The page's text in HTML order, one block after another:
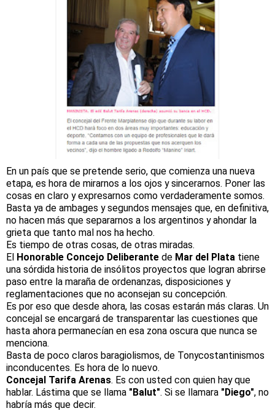
En un país que se pretende serio, que comienza una nueva
etapa, es hora de mirarnos a los ojos y sincerarnos. Poner las
cosas en claro y expresarnos como verdaderamente somos.
Basta ya de ambages y segundos mensajes que, en definitiva,
no hacen más que separarnos a los argentinos y ahondar la
grieta que tanto mal nos ha hecho.
Es tiempo de otras cosas, de otras miradas.
El Honorable Concejo Deliberante de Mar del Plata tiene
una sórdida historia de insólitos proyectos que logran abrirse
paso entre la maraña de ordenanzas, disposiciones y
reglamentaciones que no aconsejan su concepción.
Es por eso que desde ahora, las cosas estarán más claras. Un
concejal se encargará de transparentar las cuestiones que
hasta ahora permanecían en esa zona oscura que nunca se
menciona.
Basta de poco claros baragiolismos, de Tonycostantinismos
inconducentes. Es hora de lo nuevo.
Concejal Tarifa Arenas. Es con usted con quien hay que
hablar. Lástima que se llama "Balut". Si se llamara "Diego", no
habría más que decir.